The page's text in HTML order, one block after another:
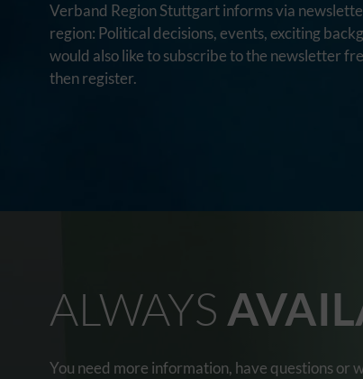
Verband Region Stuttgart informs via
region: Political decisions, events, exciting
would also like to subscribe to the newsletter
then register.
ALWAYS
You need more information, have questions or